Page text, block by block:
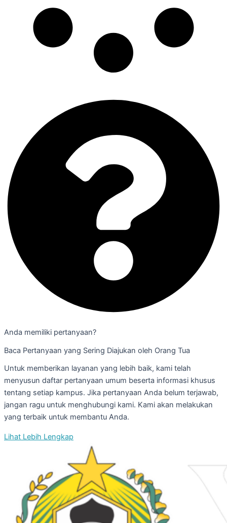
Anda memiliki pertanyaan?
Baca Pertanyaan yang Sering Diajukan oleh Orang Tua
Untuk memberikan layanan yang lebih baik, kami telah
menyusun daftar pertanyaan umum beserta informasi khusus
tentang setiap kampus. Jika pertanyaan Anda belum terjawab,
jangan ragu untuk menghubungi kami. Kami akan melakukan
yang terbaik untuk membantu Anda.
Lihat Lebih Lengkap